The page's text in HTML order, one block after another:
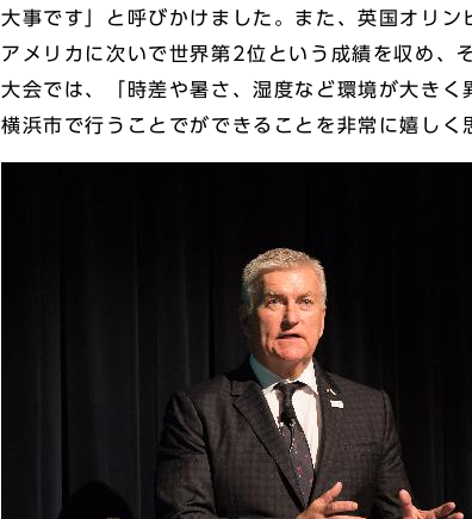
大事です」と呼びかけました。また、英国オリ
アメリカに次いで世界第2位という成績を収め
大会では、「時差や暑さ、湿度など環境が大き
横浜市で行うことでができることを非常に嬉しく